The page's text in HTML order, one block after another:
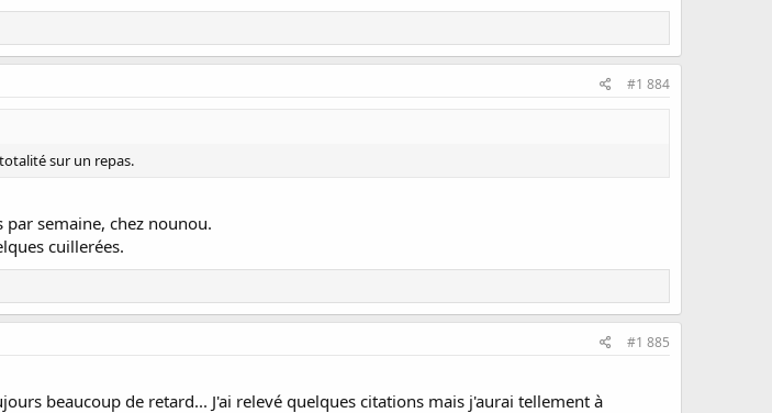
#1 884
sur un repas.
semaine, chez nounou.
cuillerées.
#1 885
beaucoup de retard... J'ai relevé quelques citations mais j'aurai tellement à